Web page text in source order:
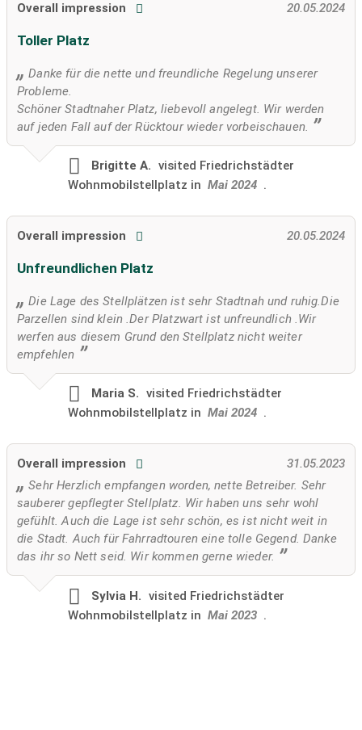
Overall impression 20.05.2024
Toller Platz
Danke für die nette und freundliche Regelung unserer
Probleme.
Schöner Stadtnaher Platz, liebevoll angelegt. Wir werden
auf jeden Fall auf der Rücktour wieder vorbeischauen.
Brigitte A. visited Friedrichstädter
Wohnmobilstellplatz in Mai 2024 .
Overall impression 20.05.2024
Unfreundlichen Platz
Die Lage des Stellplätzen ist sehr Stadtnah und ruhig.Die
Parzellen sind klein .Der Platzwart ist unfreundlich .Wir
werfen aus diesem Grund den Stellplatz nicht weiter
empfehlen
Maria S. visited Friedrichstädter
Wohnmobilstellplatz in Mai 2024 .
Overall impression
31.05.2023
Sehr Herzlich empfangen worden, nette Betreiber. Sehr
sauberer gepflegter Stellplatz. Wir haben uns sehr wohl
gefühlt. Auch die Lage ist sehr schön, es ist nicht weit in
die Stadt. Auch für Fahrradtouren eine tolle Gegend. Danke
das ihr so Nett seid. Wir kommen gerne wieder.
Sylvia H. visited Friedrichstädter
Wohnmobilstellplatz in Mai 2023 .